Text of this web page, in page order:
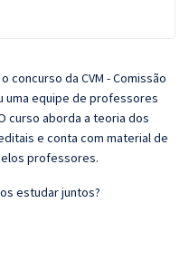
concurso da CVM - Comissão
uma equipe de professores
curso aborda a teoria dos
e conta com material de
professores.
estudar juntos?